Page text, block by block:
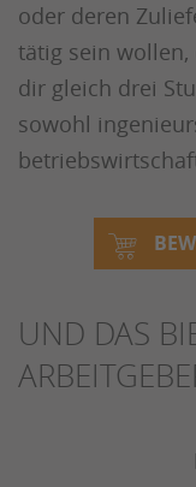
oder deren
tätig sein
dir gleich drei
sowohl
UND DAS